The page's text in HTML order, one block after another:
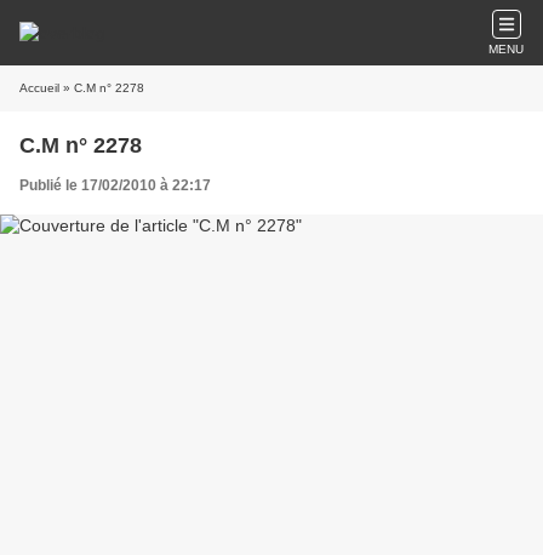
MENU
Accueil » C.M n° 2278
C.M n° 2278
Publié le 17/02/2010 à 22:17